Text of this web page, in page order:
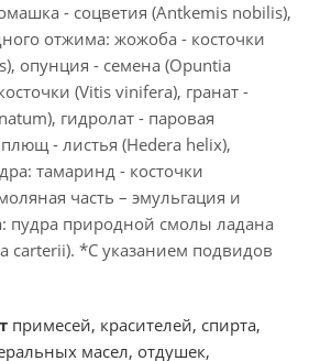
- соцветия (Antkemis nobilis),
отжима: жожоба - косточки
опунция - семена (Opuntia
(Vitis vinifera), гранат -
гидролат - паровая
- листья (Hedera helix),
тамаринд - косточки
часть – эмульгация и
пудра природной смолы ладана
carterii). *C указанием подвидов
примесей, красителей, спирта,
масел, отдушек,